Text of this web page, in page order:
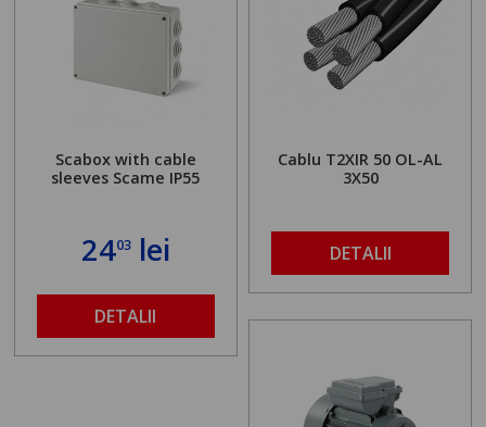
Scabox with cable
sleeves Scame IP55
2403lei
DETALII
Cablu T2XIR 50 OL-AL
3X50
DETALII